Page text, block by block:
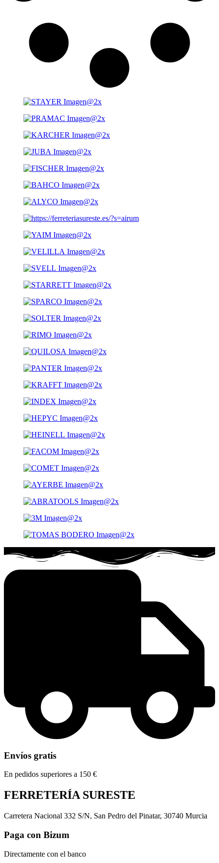
Envíos gratis
En pedidos superiores a 150 €
FERRETERÍA SURESTE
Carretera Nacional 332 S/N, San Pedro del Pinatar, 30740 Murcia
Paga con Bizum
Directamente con el banco